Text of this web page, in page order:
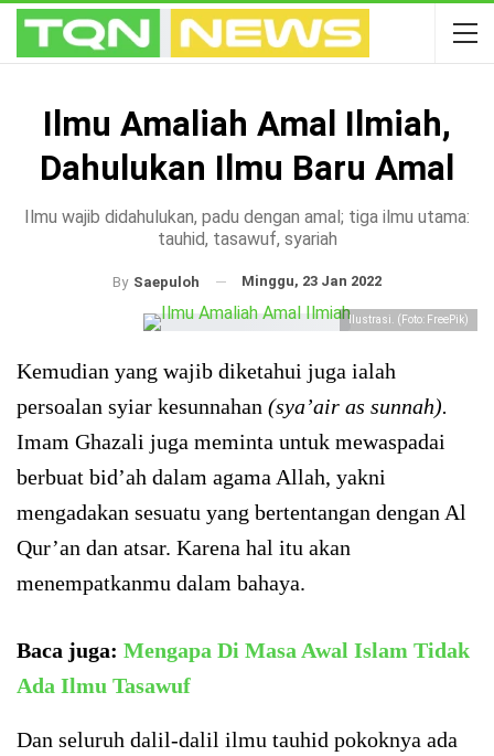
Ilmu Amaliah Amal Ilmiah,
Dahulukan Ilmu Baru Amal
Ilmu wajib didahulukan, padu dengan amal; tiga ilmu utama:
tauhid, tasawuf, syariah
By Saepuloh Minggu, 23 Jan 2022
Ilustrasi. (Foto: FreePik)
Kemudian yang wajib diketahui juga ialah
persoalan syiar kesunnahan (sya’air as sunnah).
Imam Ghazali juga meminta untuk mewaspadai
berbuat bid’ah dalam agama Allah, yakni
mengadakan sesuatu yang bertentangan dengan Al
Qur’an dan atsar. Karena hal itu akan
menempatkanmu dalam bahaya.
Baca juga: Mengapa Di Masa Awal Islam Tidak
Ada Ilmu Tasawuf
Dan seluruh dalil-dalil ilmu tauhid pokoknya ada